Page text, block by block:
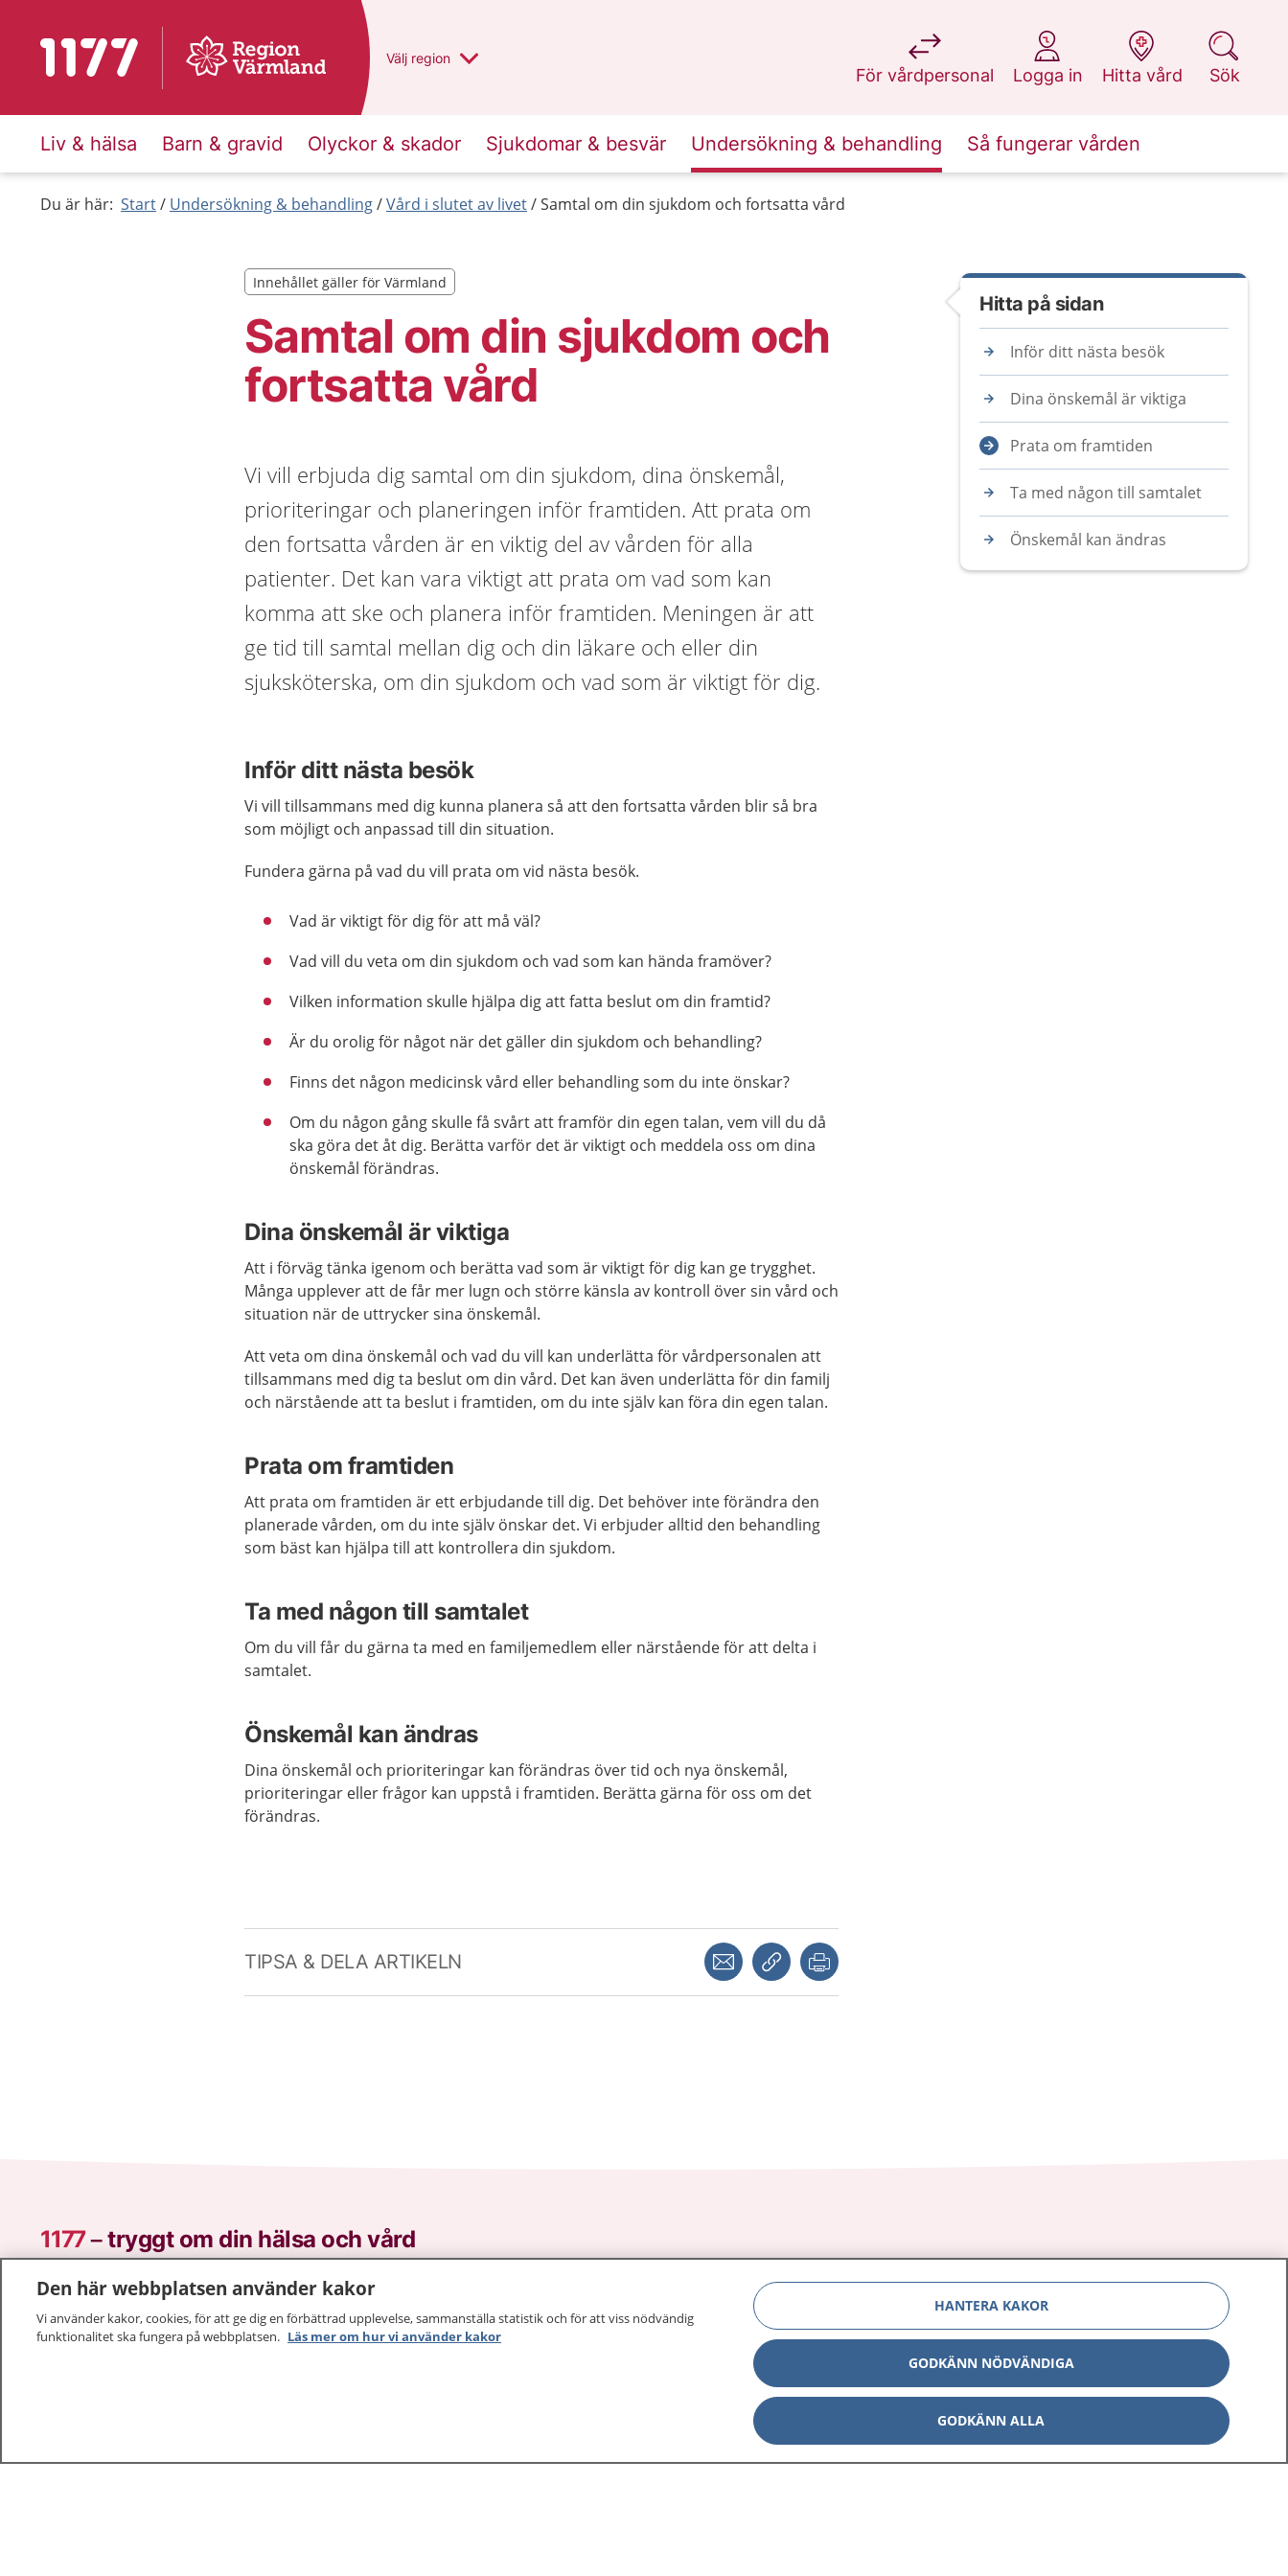
Till startsidan för 1177 Du har valt region
Välj en annan
region
För vårdpersonal
på 1177.se
Logga in
på 1177.se
Hitta vård
på 1177.se
Sök
på 1177.se
Liv & hälsa Barn & gravid Olyckor & skador Sjukdomar & besvär Undersökning & behandling Så fungerar vården
Du är här: Start Undersökning & behandling Vård i slutet av livet Samtal om din sjukdom och fortsatta vård
Samtal om din sjukdom och
fortsatta vård
Innehållet gäller för Värmland
Innehållet gäller för Värmland
Vi vill erbjuda dig samtal om din sjukdom, dina önskemål,
prioriteringar och planeringen inför framtiden. Att prata om
den fortsatta vården är en viktig del av vården för alla
patienter. Det kan vara viktigt att prata om vad som kan
komma att ske och planera inför framtiden. Meningen är att
ge tid till samtal mellan dig och din läkare och eller din
sjuksköterska, om din sjukdom och vad som är viktigt för dig.
Inför ditt nästa besök
Vi vill tillsammans med dig kunna planera så att den fortsatta vården blir så bra
som möjligt och anpassad till din situation.
Fundera gärna på vad du vill prata om vid nästa besök.
Vad är viktigt för dig för att må väl?
Vad vill du veta om din sjukdom och vad som kan hända framöver?
Vilken information skulle hjälpa dig att fatta beslut om din framtid?
Är du orolig för något när det gäller din sjukdom och behandling?
Finns det någon medicinsk vård eller behandling som du inte önskar?
Om du någon gång skulle få svårt att framför din egen talan, vem vill du då
ska göra det åt dig. Berätta varför det är viktigt och meddela oss om dina
önskemål förändras.
Dina önskemål är viktiga
Att i förväg tänka igenom och berätta vad som är viktigt för dig kan ge trygghet.
Många upplever att de får mer lugn och större känsla av kontroll över sin vård och
situation när de uttrycker sina önskemål.
Att veta om dina önskemål och vad du vill kan underlätta för vårdpersonalen att
tillsammans med dig ta beslut om din vård. Det kan även underlätta för din familj
och närstående att ta beslut i framtiden, om du inte själv kan föra din egen talan.
Prata om framtiden
Att prata om framtiden är ett erbjudande till dig. Det behöver inte förändra den
planerade vården, om du inte själv önskar det. Vi erbjuder alltid den behandling
som bäst kan hjälpa till att kontrollera din sjukdom.
Ta med någon till samtalet
Om du vill får du gärna ta med en familjemedlem eller närstående för att delta i
samtalet.
Önskemål kan ändras
Dina önskemål och prioriteringar kan förändras över tid och nya önskemål,
prioriteringar eller frågor kan uppstå i framtiden. Berätta gärna för oss om det
förändras.
TIPSA & DELA ARTIKELN Dela via mejlKopiera länk
Hitta på sidan
Inför ditt nästa besök
Dina önskemål är viktiga
Prata om framtiden
Ta med någon till samtalet
Önskemål kan ändras
1177–tryggt om din hälsa och vård
På 1177.se får du råd om hälsa och information om sjukdomar och
och göra dina vårdärenden. Ring telefonnummer 1177 för
Other languages
Lättläst svenska
Om 1177
E-tjänster
Aktuellt
Kontakt
Press
Den här webbplatsen använder kakor
Vi använder kakor, cookies, för att ge dig en förbättrad upplevelse, sammanställa statistik och för att viss nödvändig
funktionalitet ska fungera på webbplatsen. Läs mer om hur vi använder kakor
HANTERA KAKOR
GODKÄNN NÖDVÄNDIGA
GODKÄNN ALLA